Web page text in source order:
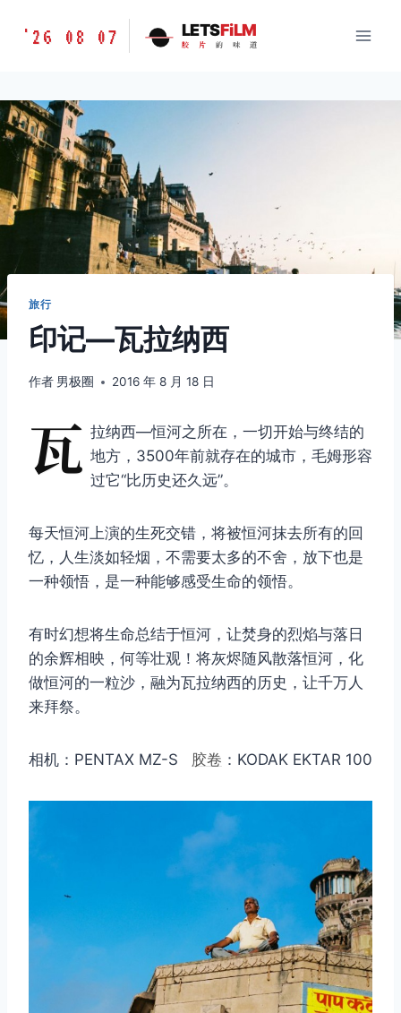
胶
味
道
LETSFILM
'26 08 07 LETSFiLM
胶 片 的 味 道
旅行
印记—瓦拉纳西
作者 男极圈 2016 年 8 月 18 日
瓦 拉纳西—恒河之所在，一切开始与终结的
地方，3500年前就存在的城市，毛姆形容
过它“比历史还久远”。
每天恒河上演的生死交错，将被恒河抹去所有的回
忆，人生淡如轻烟，不需要太多的不舍，放下也是
一种领悟，是一种能够感受生命的领悟。
有时幻想将生命总结于恒河，让焚身的烈焰与落日
的余辉相映，何等壮观！将灰烬随风散落恒河，化
做恒河的一粒沙，融为瓦拉纳西的历史，让千万人
来拜祭。
相机：PENTAX MZ-S 胶卷 ：KODAK EKTAR 100